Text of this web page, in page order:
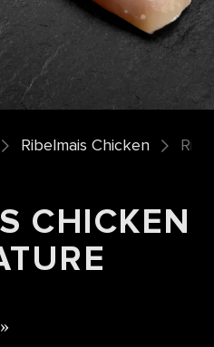
Ribelmais Chicken
CHICKEN